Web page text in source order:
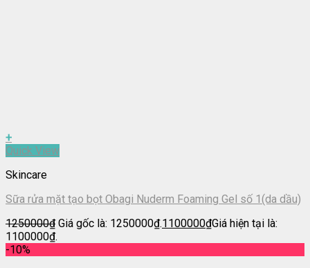
+
Quick View
Skincare
Sữa rửa mặt tạo bọt Obagi Nuderm Foaming Gel số 1(da dầu)
1250000₫ Giá gốc là: 1250000₫.1100000₫Giá hiện tại là:
1100000₫.
-10%